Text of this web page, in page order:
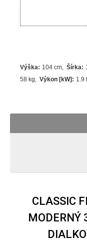
Výška: 104 cm Šírka:
58 kg
Výkon [kW] : 1.9
CLASSIC
MODERNÝ